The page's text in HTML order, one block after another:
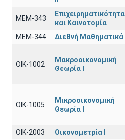
ΜΕΜ-343
Επιχειρηματικότητα
και Καινοτομία
ΜΕΜ-344 Διεθνή Μαθηματικά
ΟΙΚ-1002
Μακροοικονομική
Θεωρία Ι
ΟΙΚ-1005
Μικροοικονομική
Θεωρία Ι
ΟΙΚ-2003
Οικονομετρία Ι